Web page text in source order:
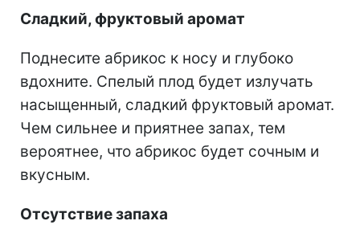
Сладкий, фруктовый аромат
Поднесите абрикос к носу и глубоко
вдохните. Спелый плод будет излучать
насыщенный, сладкий фруктовый аромат.
Чем сильнее и приятнее запах, тем
вероятнее, что абрикос будет сочным и
вкусным.
Отсутствие запаха